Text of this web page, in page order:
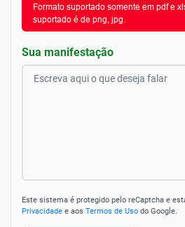
Formato suportado somente em pdf e
suportado é de png, jpg.
Sua manifestação
Este sistema é protegido pelo reCaptcha e
Privacidade e aos Termos de Uso do Google.